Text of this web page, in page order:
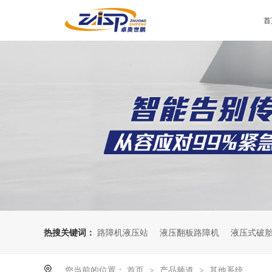
热搜关键词： 路障机液压站 液压翻板路障机 液压式破
您当前的位置： 首页 产品频道 其他系统